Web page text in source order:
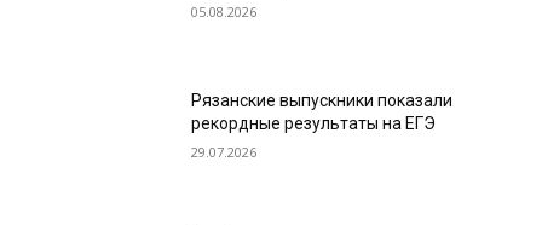
05.08.2026
Рязанские выпускники показали
рекордные результаты на ЕГЭ
29.07.2026